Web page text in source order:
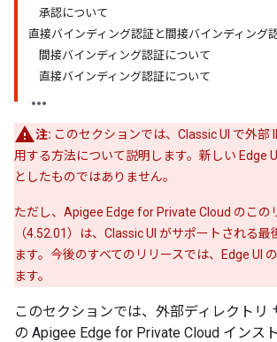
承認について
直接バインディング認証と間接バインディング
間接バインディング認証について
直接バインディング認証について
注: このセクションでは、Classic UI で外部
用する方法について説明します。新しい Edge
としたものではありません。
ただし、Apigee Edge for Private Cloud のこの
（4.52.01）は、Classic UI がサポートされる最
ます。今後のすべてのリリースでは、Edge UI
ます。
このセクションでは、外部ディレクトリ
の Apigee Edge for Private Cloud インス